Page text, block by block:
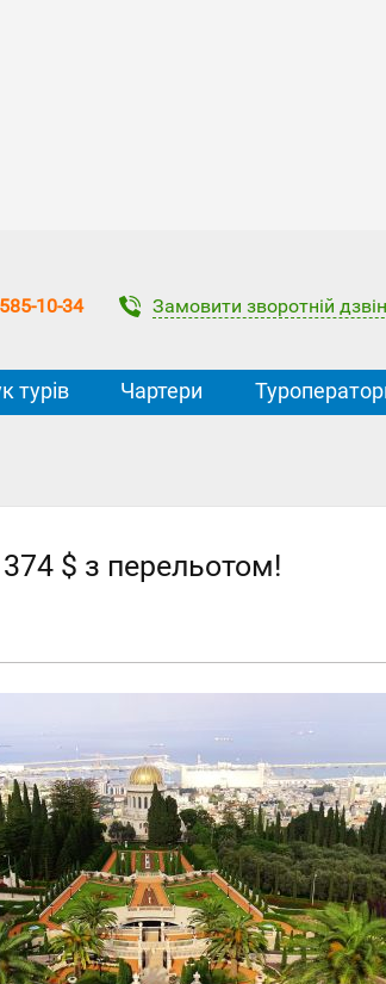
10-34 Замовити зворотній
турів Чартери
374 $ з перельотом!